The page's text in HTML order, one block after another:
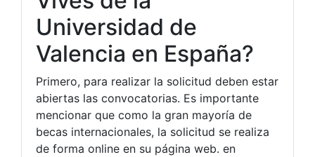
Universidad de
Valencia en España?
Primero, para realizar la solicitud deben estar
abiertas las convocatorias. Es importante
mencionar que como la gran mayoría de
becas internacionales, la solicitud se realiza
de forma online en su página web. en